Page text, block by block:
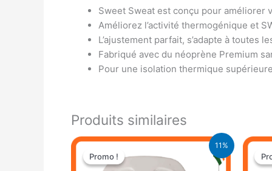
Sweet Sweat est conçu pour améliorer
Améliorez l’activité thermogénique et
L’ajustement parfait, s’adapte à toutes
Fabriqué avec du néoprène Premium
Pour une isolation thermique supérieure
Produits similaires
11%
Promo !
Promo !
Le
prix
initial
Le
actuel